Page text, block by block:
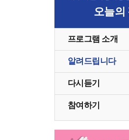
오늘의
프로그램 소개
알려드립니다
다시듣기
참여하기